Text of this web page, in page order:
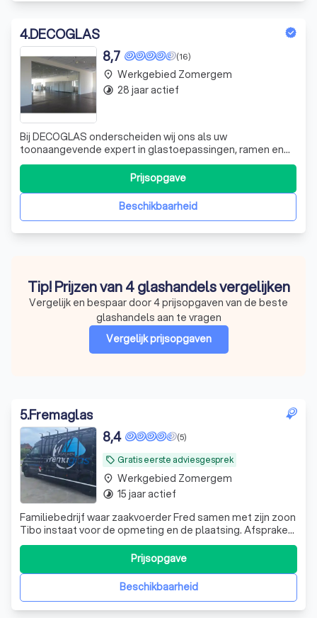
4.DECOGLAS
(16)
8,7
Bij DECOGLAS onderscheiden wij ons als uw
toonaangevende expert in glastoepassingen, ramen en
deuren. Met een rijke traditie in vakmanschap, ervaring en
creativiteit, streven wij ernaar elk project met de hoogste
zorg en precisie te voltooien. In ons eigen atelier, waar
kwaliteit voorop staat, beschBeschikbaarheid
Prijsopgave
place Werkgebied Zomergem
timelapse 28 jaar actief
Tip! Prijzen van 4 glashandels vergelijken
Vergelijk en bespaar door 4 prijsopgaven van de beste
glashandels aan te vragen
Vergelijk prijsopgaven
5.Fremaglas
local_offer Gratis eerste adviesgesprek
(5)
8,4
Familiebedrijf waar zaakvoerder Fred samen met zijn zoon
Tibo instaat voor de opmeting en de plaatsing. Afspraken
en planning liggen in handen van echtgenote Helga
Beschikbaarheid
Prijsopgave
place Werkgebied Zomergem
timelapse 15 jaar actief